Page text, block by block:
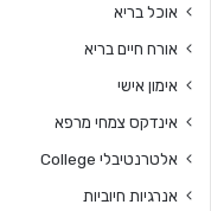
אוכל בריא
אורח חיים בריא
אימון אישי
אינדקס צמחי מרפא
אלטרנטיבלי College
אנרגיות חיוביות